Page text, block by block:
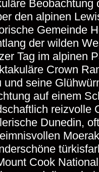
Beobachtung
den alpinen
Gemeinde
der wilden
Tag im alpinen
Crown
und seine
auf einem
reizvolle
Dunedin,
Cook